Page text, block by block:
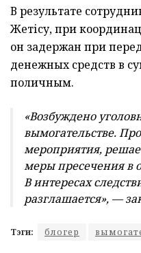
В результате
Жетісу, при
он задержан при
денежных средств в
поличным.
«Возбуждено
вымогательстве.
мероприятия,
меры пресечения в
В интересах
разглашается», —
Тэги: блогер